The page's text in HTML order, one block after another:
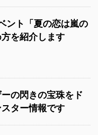
ント「夏の恋は嵐の
を紹介します
の閃きの宝珠をド
ター情報です